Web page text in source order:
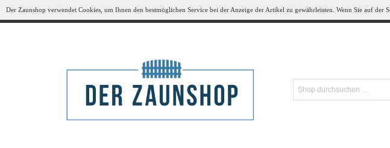
Der Zaunshop verwendet Cookies, um Ihnen den bestmöglichen Service bei der Anzeige der Artikel zu gewährleisten. Wenn Sie auf der